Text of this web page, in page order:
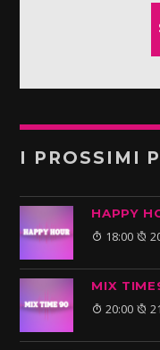
I PROSSIMI
HAPPY
18:00
MIX
20:00